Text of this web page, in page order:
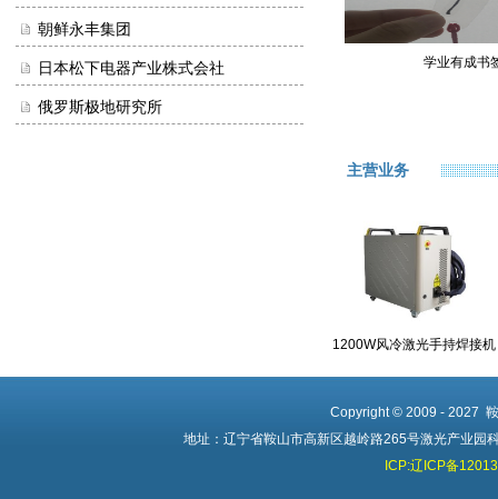
朝鲜永丰集团
日本松下电器产业株式会社
俄罗斯极地研究所
学业有成书
主营业务
1200W风冷激光手持焊接机
Copyright © 2009 - 2027
地址：辽宁省鞍山市高新区越岭路265号激光产
ICP:辽ICP备